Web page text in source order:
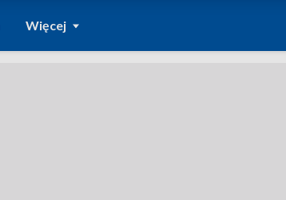
Więcej